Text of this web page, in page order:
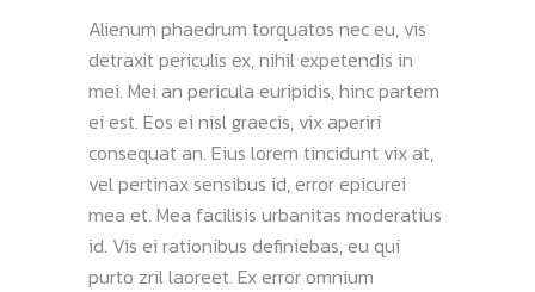
Alienum phaedrum torquatos nec eu, vis
detraxit periculis ex, nihil expetendis in
mei. Mei an pericula euripidis, hinc partem
ei est. Eos ei nisl graecis, vix aperiri
consequat an. Eius lorem tincidunt vix at,
vel pertinax sensibus id, error epicurei
mea et. Mea facilisis urbanitas moderatius
id. Vis ei rationibus definiebas, eu qui
purto zril laoreet. Ex error omnium